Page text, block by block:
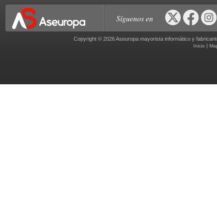
Síguenos en
Copyright © 2026 Aseuropa mayorista informático y
Inicio |